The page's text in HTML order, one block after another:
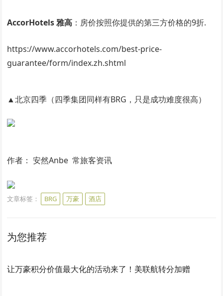
AccorHotels 雅高 ：房价按照你提供的第三方价格的9折.
https://www.accorhotels.com/best-price-
guarantee/form/index.zh.shtml
▲北京四季（四季集团同样有BRG，只是成功难度很高）
作者： 安然Anbe 常旅客资讯
文章标签： BRG 万豪 酒店
为您推荐
让万豪积分价值最大化的活动来了！美联航转分加赠